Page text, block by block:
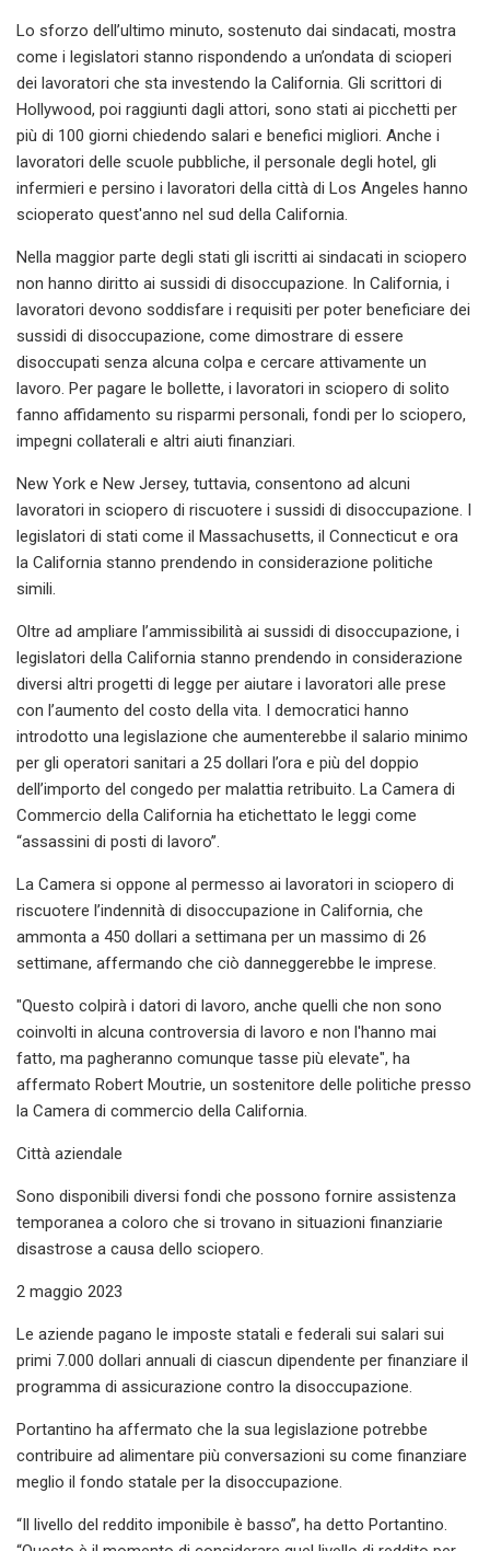
Lo sforzo dell’ultimo minuto, sostenuto dai sindacati, mostra
come i legislatori stanno rispondendo a un’ondata di scioperi
dei lavoratori che sta investendo la California. Gli scrittori di
Hollywood, poi raggiunti dagli attori, sono stati ai picchetti per
più di 100 giorni chiedendo salari e benefici migliori. Anche i
lavoratori delle scuole pubbliche, il personale degli hotel, gli
infermieri e persino i lavoratori della città di Los Angeles hanno
scioperato quest'anno nel sud della California.
Nella maggior parte degli stati gli iscritti ai sindacati in sciopero
non hanno diritto ai sussidi di disoccupazione. In California, i
lavoratori devono soddisfare i requisiti per poter beneficiare dei
sussidi di disoccupazione, come dimostrare di essere
disoccupati senza alcuna colpa e cercare attivamente un
lavoro. Per pagare le bollette, i lavoratori in sciopero di solito
fanno affidamento su risparmi personali, fondi per lo sciopero,
impegni collaterali e altri aiuti finanziari.
New York e New Jersey, tuttavia, consentono ad alcuni
lavoratori in sciopero di riscuotere i sussidi di disoccupazione. I
legislatori di stati come il Massachusetts, il Connecticut e ora
la California stanno prendendo in considerazione politiche
simili.
Oltre ad ampliare l’ammissibilità ai sussidi di disoccupazione, i
legislatori della California stanno prendendo in considerazione
diversi altri progetti di legge per aiutare i lavoratori alle prese
con l’aumento del costo della vita. I democratici hanno
introdotto una legislazione che aumenterebbe il salario minimo
per gli operatori sanitari a 25 dollari l’ora e più del doppio
dell’importo del congedo per malattia retribuito. La Camera di
Commercio della California ha etichettato le leggi come
“assassini di posti di lavoro”.
La Camera si oppone al permesso ai lavoratori in sciopero di
riscuotere l’indennità di disoccupazione in California, che
ammonta a 450 dollari a settimana per un massimo di 26
settimane, affermando che ciò danneggerebbe le imprese.
"Questo colpirà i datori di lavoro, anche quelli che non sono
coinvolti in alcuna controversia di lavoro e non l'hanno mai
fatto, ma pagheranno comunque tasse più elevate", ha
affermato Robert Moutrie, un sostenitore delle politiche presso
la Camera di commercio della California.
Città aziendale
Sono disponibili diversi fondi che possono fornire assistenza
temporanea a coloro che si trovano in situazioni finanziarie
disastrose a causa dello sciopero.
2 maggio 2023
Le aziende pagano le imposte statali e federali sui salari sui
primi 7.000 dollari annuali di ciascun dipendente per finanziare il
programma di assicurazione contro la disoccupazione.
Portantino ha affermato che la sua legislazione potrebbe
contribuire ad alimentare più conversazioni su come finanziare
meglio il fondo statale per la disoccupazione.
“Il livello del reddito imponibile è basso”, ha detto Portantino.